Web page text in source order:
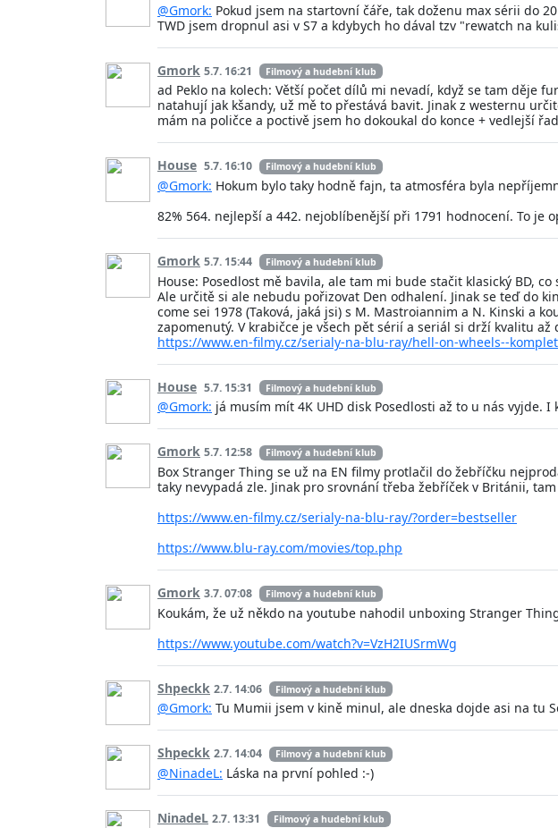
@Gmork: Pokud jsem na startovní čáře, tak doženu max sérii do
TWD jsem dropnul asi v S7 a kdybych ho dával tzv "rewatch na
Gmork 5.7. 16:21 Filmový a hudební klub
ad Peklo na kolech: Větší počet dílů mi nevadí, když se tam děje
natahují jak kšandy, už mě to přestává bavit. Jinak z westernu
mám na poličce a poctivě jsem ho dokoukal do konce + vedlejší
House 5.7. 16:10 Filmový a hudební klub
@Gmork: Hokum bylo taky hodně fajn, ta atmosféra byla
82% 564. nejlepší a 442. nejoblíbenější při 1791 hodnocení. To je
Gmork 5.7. 15:44 Filmový a hudební klub
House: Posedlost mě bavila, ale tam mi bude stačit klasický BD,
Ale určitě si ale nebudu pořizovat Den odhalení. Jinak se teď do
come sei 1978 (Taková, jaká jsi) s M. Mastroiannim a N. Kinski a
zapomenutý. V krabičce je všech pět sérií a seriál si drží kvalitu až
https://www.en-filmy.cz/serialy-na-blu-ray/hell-on-wheels--
House 5.7. 15:31 Filmový a hudební klub
@Gmork: já musím mít 4K UHD disk Posedlosti až to u nás vyjde.
Gmork 5.7. 12:58 Filmový a hudební klub
Box Stranger Thing se už na EN filmy protlačil do žebříčku
taky nevypadá zle. Jinak pro srovnání třeba žebříček v Británii,
https://www.en-filmy.cz/serialy-na-blu-ray/?order=bestseller
https://www.blu-ray.com/movies/top.php
Gmork 3.7. 07:08 Filmový a hudební klub
Koukám, že už někdo na youtube nahodil unboxing Stranger
https://www.youtube.com/watch?v=VzH2IUSrmWg
Shpeckk 2.7. 14:06 Filmový a hudební klub
@Gmork: Tu Mumii jsem v kině minul, ale dneska dojde asi na tu
Shpeckk 2.7. 14:04 Filmový a hudební klub
@NinadeL: Láska na první pohled :-)
NinadeL 2.7. 13:31 Filmový a hudební klub